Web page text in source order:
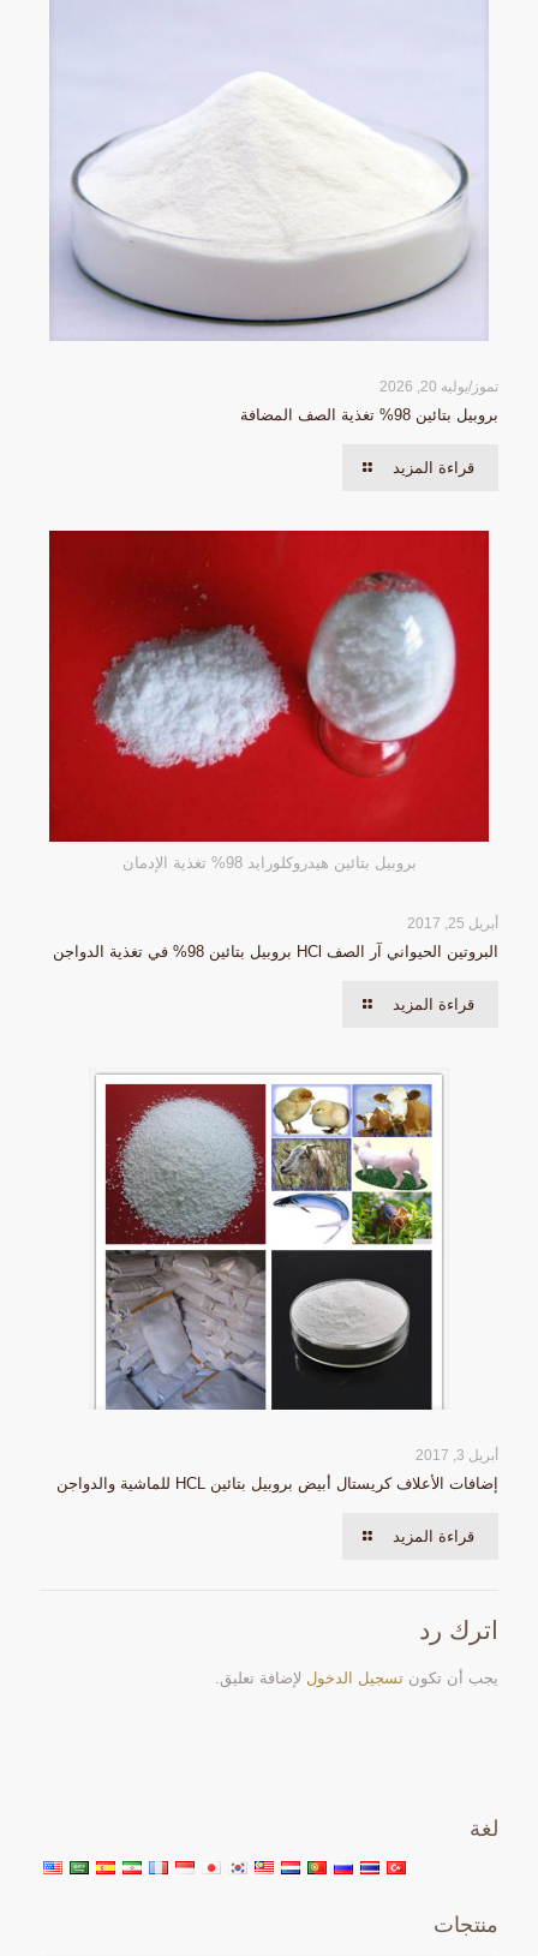
تموز/يوليه 20, 2026
بروبيل بتائين 98% تغذية الصف المضافة
قراءة المزيد
بروبيل بتائين هيدروكلورايد 98% تغذية الإدمان
أبريل 25, 2017
البروتين الحيواني آر الصف HCl بروبيل بتائين 98% في تغذية الدواجن
قراءة المزيد
أبريل 3, 2017
إضافات الأعلاف كريستال أبيض بروبيل بتائين HCL للماشية والدواجن
قراءة المزيد
اترك رد
يجب أن تكون تسجيل الدخول لإضافة تعليق.
لغة
منتجات